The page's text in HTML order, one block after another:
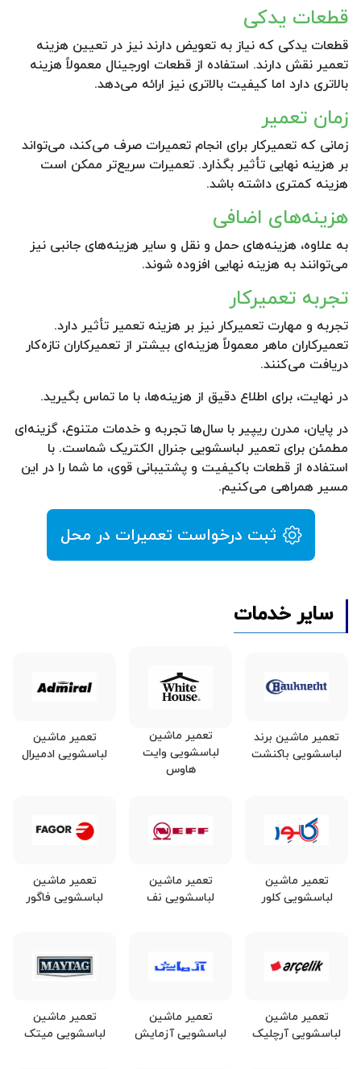
قطعات یدکی
قطعات یدکی که نیاز به تعویض دارند نیز در تعیین هزینه
تعمیر نقش دارند. استفاده از قطعات اورجینال معمولاً هزینه
بالاتری دارد اما کیفیت بالاتری نیز ارائه می‌دهد.
زمان تعمیر
زمانی که تعمیرکار برای انجام تعمیرات صرف می‌کند، می‌تواند
بر هزینه نهایی تأثیر بگذارد. تعمیرات سریع‌تر ممکن است
هزینه کمتری داشته باشد.
هزینه‌های اضافی
به علاوه، هزینه‌های حمل و نقل و سایر هزینه‌های جانبی نیز
می‌توانند به هزینه نهایی افزوده شوند.
تجربه تعمیرکار
تجربه و مهارت تعمیرکار نیز بر هزینه تعمیر تأثیر دارد.
تعمیرکاران ماهر معمولاً هزینه‌ای بیشتر از تعمیرکاران تازه‌کار
دریافت می‌کنند.
در نهایت، برای اطلاع دقیق از هزینه‌ها، با ما تماس بگیرید.
در پایان، مدرن ریپیر با سال‌ها تجربه و خدمات متنوع، گزینه‌ای
مطمئن برای تعمیر لباسشویی جنرال الکتریک شماست. با
استفاده از قطعات باکیفیت و پشتیبانی قوی، ما شما را در این
مسیر همراهی می‌کنیم.
ثبت درخواست تعمیرات در محل
سایر خدمات
تعمیر ماشین برند
لباسشویی باکنشت
تعمیر ماشین
لباسشویی وایت
هاوس
تعمیر ماشین
لباسشویی ادمیرال
تعمیر ماشین
لباسشویی کلور
تعمیر ماشین
لباسشویی نف
تعمیر ماشین
لباسشویی فاگور
تعمیر ماشین
لباسشویی آرچلیک
تعمیر ماشین
لباسشویی آزمایش
تعمیر ماشین
لباسشویی میتک